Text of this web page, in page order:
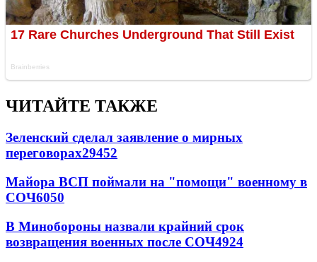
ЧИТАЙТЕ ТАКЖЕ
Зеленский сделал заявление о мирных
переговорах29452
Майора ВСП поймали на "помощи" военному в
СОЧ6050
В Минобороны назвали крайний срок
возвращения военных после СОЧ4924